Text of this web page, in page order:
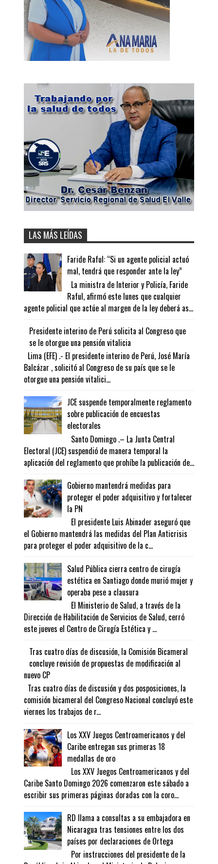
LAS MÁS LEÍDAS
Faride Raful: “Si un agente policial actuó
mal, tendrá que responder ante la ley”
La ministra de Interior y Policía, Faride
Raful, afirmó este lunes que cualquier
agente policial que actúe al margen de la ley deberá as...
Presidente interino de Perú solicita al Congreso que
se le otorgue una pensión vitalicia
Lima (EFE) .- El presidente interino de Perú, José María
Balcázar , solicitó al Congreso de su país que se le
otorgue una pensión vitalici...
JCE suspende temporalmente reglamento
sobre publicación de encuestas
electorales
Santo Domingo .– La Junta Central
Electoral (JCE) suspendió de manera temporal la
aplicación del reglamento que prohíbe la publicación de...
Gobierno mantendrá medidas para
proteger el poder adquisitivo y fortalecer
la PN
El presidente Luis Abinader aseguró que
el Gobierno mantendrá las medidas del Plan Anticrisis
para proteger el poder adquisitivo de la c...
Salud Pública cierra centro de cirugía
estética en Santiago donde murió mujer y
operaba pese a clausura
El Ministerio de Salud, a través de la
Dirección de Habilitación de Servicios de Salud, cerró
este jueves el Centro de Cirugía Estética y ...
Tras cuatro días de discusión, la Comisión Bicameral
concluye revisión de propuestas de modificación al
nuevo CP
Tras cuatro días de discusión y dos posposiciones, la
comisión bicameral del Congreso Nacional concluyó este
viernes los trabajos de r...
Los XXV Juegos Centroamericanos y del
Caribe entregan sus primeras 18
medallas de oro
Los XXV Juegos Centroamericanos y del
Caribe Santo Domingo 2026 comenzaron este sábado a
escribir sus primeras páginas doradas con la coro...
RD llama a consultas a su embajadora en
Nicaragua tras tensiones entre los dos
países por declaraciones de Ortega
Por instrucciones del presidente de la